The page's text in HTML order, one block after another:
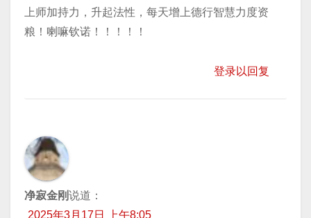
上师加持力，升起法性，每天增上德行智慧力度资
粮！喇嘛钦诺！！！！！
登录以回复
净寂金刚说道：
2025年3月17日 上午8:05